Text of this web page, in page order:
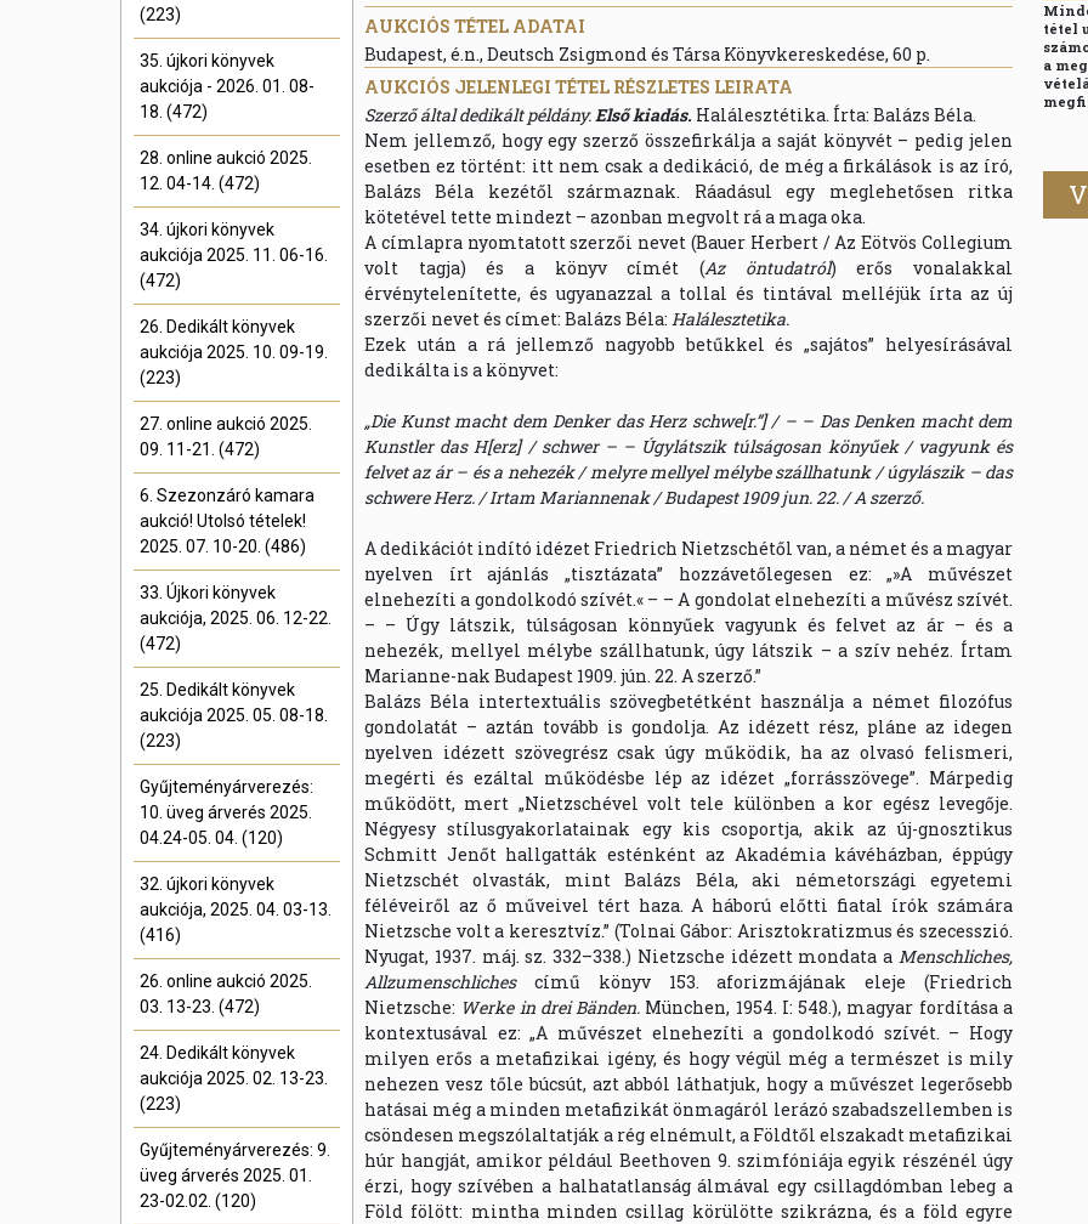
(223)
35. újkori könyvek
aukciója - 2026. 01. 08-
18. (472)
28. online aukció 2025.
12. 04-14. (472)
34. újkori könyvek
aukciója 2025. 11. 06-16.
(472)
26. Dedikált könyvek
aukciója 2025. 10. 09-19.
(223)
27. online aukció 2025.
09. 11-21. (472)
6. Szezonzáró kamara
aukció! Utolsó tételek!
2025. 07. 10-20. (486)
33. Újkori könyvek
aukciója, 2025. 06. 12-22.
(472)
25. Dedikált könyvek
aukciója 2025. 05. 08-18.
(223)
Gyűjteményárverezés:
10. üveg árverés 2025.
04.24-05. 04. (120)
32. újkori könyvek
aukciója, 2025. 04. 03-13.
(416)
26. online aukció 2025.
03. 13-23. (472)
24. Dedikált könyvek
aukciója 2025. 02. 13-23.
(223)
Gyűjteményárverezés: 9.
üveg árverés 2025. 01.
23-02.02. (120)
AUKCIÓS TÉTEL ADATAI
Budapest, é.n., Deutsch Zsigmond és Társa Könyvkereskedése, 60 p.
AUKCIÓS JELENLEGI TÉTEL RÉSZLETES LEIRATA
Szerző által dedikált példány.Első kiadás. Halálesztétika. Írta: Balázs Béla.
Nem jellemző, hogy egy szerző összefirkálja a saját könyvét – pedig jelen
esetben ez történt: itt nem csak a dedikáció, de még a firkálások is az író,
Balázs Béla kezétől származnak. Ráadásul egy meglehetősen ritka
kötetével tette mindezt – azonban megvolt rá a maga oka.
A címlapra nyomtatott szerzői nevet (Bauer Herbert / Az Eötvös Collegium
volt tagja) és a könyv címét (Az öntudatról) erős vonalakkal
érvénytelenítette, és ugyanazzal a tollal és tintával melléjük írta az új
szerzői nevet és címet: Balázs Béla: Halálesztetika.
Ezek után a rá jellemző nagyobb betűkkel és „sajátos” helyesírásával
dedikálta is a könyvet:
„Die Kunst macht dem Denker das Herz schwe[r.”] / – – Das Denken macht dem
Kunstler das H[erz] / schwer – – Úgylátszik túlságosan könyűek / vagyunk és
felvet az ár – és a nehezék / melyre mellyel mélybe szállhatunk / úgylászik – das
schwere Herz. / Irtam Mariannenak / Budapest 1909 jun. 22. / A szerző.
A dedikációt indító idézet Friedrich Nietzschétől van, a német és a magyar
nyelven írt ajánlás „tisztázata” hozzávetőlegesen ez: „»A művészet
elnehezíti a gondolkodó szívét.« – – A gondolat elnehezíti a művész szívét.
– – Úgy látszik, túlságosan könnyűek vagyunk és felvet az ár – és a
nehezék, mellyel mélybe szállhatunk, úgy látszik – a szív nehéz. Írtam
Marianne-nak Budapest 1909. jún. 22. A szerző.”
Balázs Béla intertextuális szövegbetétként használja a német filozófus
gondolatát – aztán tovább is gondolja. Az idézett rész, pláne az idegen
nyelven idézett szövegrész csak úgy működik, ha az olvasó felismeri,
megérti és ezáltal működésbe lép az idézet „forrásszövege”. Márpedig
működött, mert „Nietzschével volt tele különben a kor egész levegője.
Négyesy stílusgyakorlatainak egy kis csoportja, akik az új-gnosztikus
Schmitt Jenőt hallgatták esténként az Akadémia kávéházban, éppúgy
Nietzschét olvasták, mint Balázs Béla, aki németországi egyetemi
féléveiről az ő műveivel tért haza. A háború előtti fiatal írók számára
Nietzsche volt a keresztvíz.” (Tolnai Gábor: Arisztokratizmus és szecesszió.
Nyugat, 1937. máj. sz. 332–338.) Nietzsche idézett mondata a Menschliches,
Allzumenschlichescímű könyv 153. aforizmájának eleje (Friedrich
Nietzsche: Werke in drei Bänden. München, 1954. I: 548.), magyar fordítása a
kontextusával ez: „A művészet elnehezíti a gondolkodó szívét. – Hogy
milyen erős a metafizikai igény, és hogy végül még a természet is mily
nehezen vesz tőle búcsút, azt abból láthatjuk, hogy a művészet legerősebb
hatásai még a minden metafizikát önmagáról lerázó szabadszellemben is
csöndesen megszólaltatják a rég elnémult, a Földtől elszakadt metafizikai
húr hangját, amikor például Beethoven 9. szimfóniája egyik részénél úgy
érzi, hogy szívében a halhatatlanság álmával egy csillagdómban lebeg a
Föld fölött: mintha minden csillag körülötte szikrázna, és a föld egyre
tétel
a